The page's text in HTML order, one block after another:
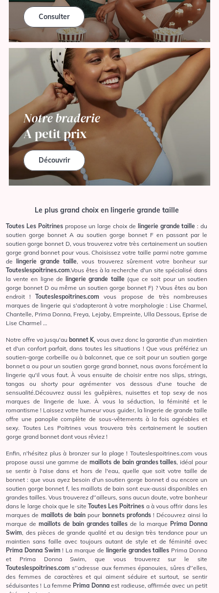
Consulter
Notre braderie
A petit prix
Découvrir
Le plus grand choix en lingerie grande taille
Toutes Les Poitrinespropose un large choix de lingerie grande taille : du
soutien gorge bonnet A au soutien gorge bonnet F en passant par le
soutien gorge bonnet D, vous trouverez votre très certainement un soutien
gorge grand bonnet pour vous. Choisissez votre taille parmi notre gamme
de
lingerie grande taille, vous trouverez sûrement votre bonheur sur
Touteslespoitrines.com.Vous êtes à la recherche d'un site spécialisé dans
la vente en ligne de lingerie grande taille (que ce soit pour un soutien
gorge bonnet D ou même un soutien gorge bonnet F) ? Vous êtes au bon
endroit !Touteslespoitrines.com vous propose de très nombreuses
marques de lingerie qui s'adapteront à votre morphologie : Lise Charmel,
Chantelle, Prima Donna, Freya, Lejaby, Empreinte, Ulla Dessous, Eprise de
Lise Charmel …
Notre offre va jusqu'au bonnet K, vous avez donc la garantie d'un maintien
et d'un confort parfait, dans toutes les situations ! Que vous préfériez un
soutien-gorge corbeille ou à balconnet, que ce soit pour un soutien gorge
bonnet a ou pour un soutien gorge grand bonnet, nous avons forcément la
lingerie qu'il vous faut. À vous ensuite de choisir entre nos slips, strings,
tangas ou shortypour agrémenter vos dessous d'une touche de
sensualité.Découvrez aussi les guêpières, nuisettesettop sexyde nos
marques de lingerie de luxe. À vous la séduction, la féminité et le
romantisme ! Laissez votre humeur vous guider, la lingerie de grande taille
offre une panoplie complète de sous-vêtements à la fois agréables et
sexy. Toutes Les Poitrines vous trouvera très certainement le soutien
gorge grand bonnet dont vous rêviez !
Enfin, n'hésitez plus à bronzer sur la plage ! Touteslespoitrines.com vous
propose aussi une gamme demaillots de bain grandes tailles, idéal pour
se sentir à l'aise dans et hors de l'eau, quelle que soit votre taille de
bonnet : que vous ayez besoin d'un soutien gorge bonnet d ou encore un
soutien gorge bonnet f, les maillots de bain sont eux-aussi disponibles en
grandes tailles. Vous trouverez d'’ailleurs, sans aucun doute, votre bonheur
dans le large choix que le site Toutes Les Poitrines a à vous offrir dans les
marques de maillots de bain pour bonnets profonds! Découvrez ainsi la
marque de maillots de bain grandes tailles de la marque Prima Donna
Swim, des pièces de grande qualité et au design très tendance pour un
maintien sans faille avec toujours autant de style et de féminité avec
Prima Donna Swim ! La marque de lingerie grandes tailles Prima Donna
et Prima Donna Swim, que vous trouverez sur le site
Touteslespoitrines.com s'’adresse aux femmes épanouies, sûres d'’elles,
des femmes de caractères et qui aiment séduire et surtout, se sentir
séduisantes ! La femme Prima Donnaest radieuse, affirmée avec un petit